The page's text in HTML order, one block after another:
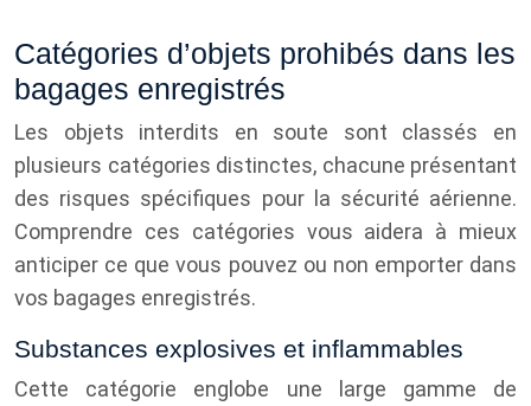
Catégories d’objets prohibés dans les
bagages enregistrés
Les objets interdits en soute sont classés en
plusieurs catégories distinctes, chacune présentant
des risques spécifiques pour la sécurité aérienne.
Comprendre ces catégories vous aidera à mieux
anticiper ce que vous pouvez ou non emporter dans
vos bagages enregistrés.
Substances explosives et inflammables
Cette catégorie englobe une large gamme de